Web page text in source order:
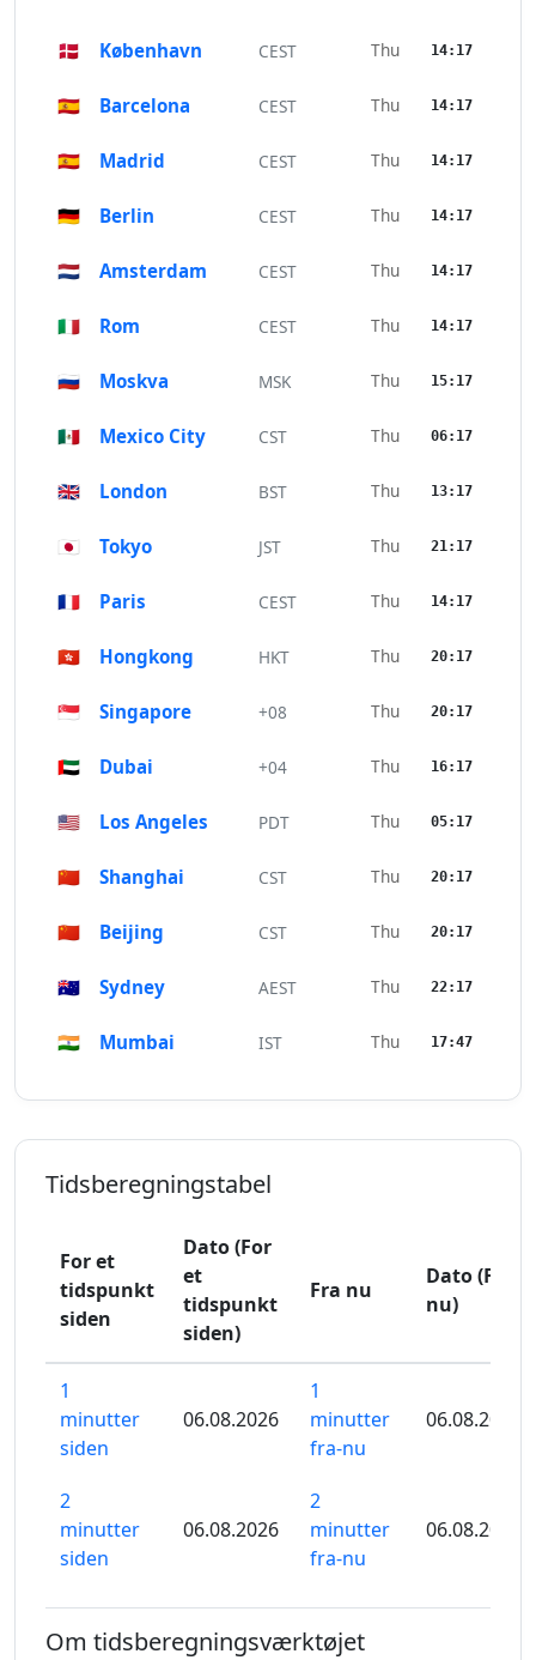
🇩🇰 København CEST Thu 14:17
🇪🇸 Barcelona CEST Thu 14:17
🇪🇸 Madrid CEST Thu 14:17
🇩🇪 Berlin CEST Thu 14:17
🇳🇱 Amsterdam CEST Thu 14:17
🇮🇹 Rom CEST Thu 14:17
🇷🇺 Moskva MSK Thu 15:17
🇲🇽 Mexico City CST Thu 06:17
🇬🇧 London BST Thu 13:17
🇯🇵 Tokyo JST Thu 21:17
🇫🇷 Paris CEST Thu 14:17
🇭🇰 Hongkong HKT Thu 20:17
🇸🇬 Singapore +08 Thu 20:17
🇦🇪 Dubai +04 Thu 16:17
🇺🇸 Los Angeles PDT Thu 05:17
🇨🇳 Shanghai CST Thu 20:17
🇨🇳 Beijing CST Thu 20:17
🇦🇺 Sydney AEST Thu 22:17
🇮🇳 Mumbai IST Thu 17:47
Tidsberegningstabel
For et
tidspunkt
siden
Dato (For
et
tidspunkt
siden)
Fra nu
Dato (Fra
nu)
1
minutter
siden
06.08.2026
1
minutter
fra-nu
06.08.2026
2
minutter
siden
06.08.2026
2
minutter
fra-nu
06.08.2026
3
minutter
06.08.2026
3
minutter
Om tidsberegningsværktøjet